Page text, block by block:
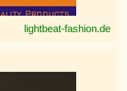
lightbeat-fashion.de